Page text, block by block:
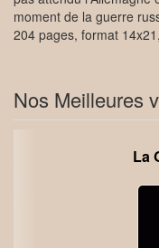
moment de la guerre
204 pages, format
Nos Meilleures
La